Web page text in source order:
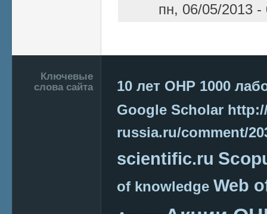
пн, 06/05/2013
Подвал
Ключевые
слова сайта
10 лет ОНР 1000
Google Scholar
russia.ru/comment/
scientific.ru
of knowledge Web